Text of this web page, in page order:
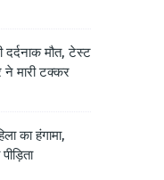
दर्दनाक मौत, टेस्ट
ने मारी टक्कर
का हंगामा,